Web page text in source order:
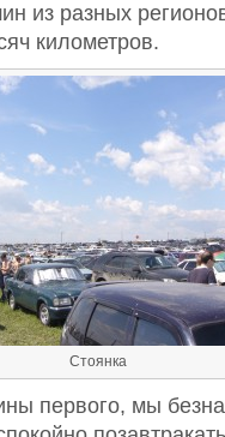
из разных
километров.
Стоянка
первого, мы